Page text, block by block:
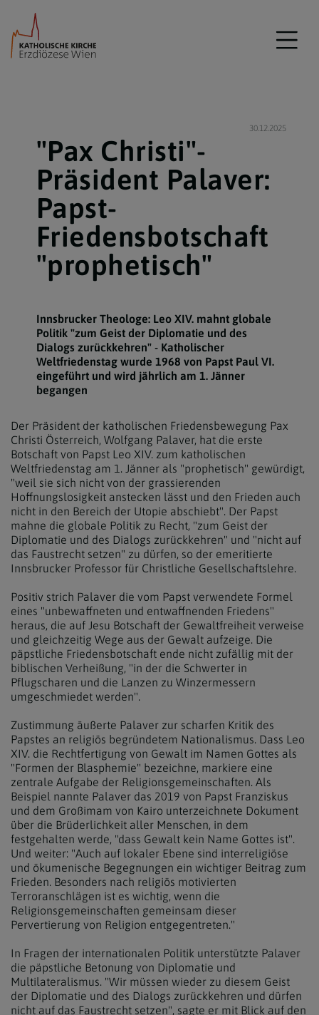
30.12.2025
"Pax Christi"-
Präsident Palaver:
Papst-
Friedensbotschaft
"prophetisch"
Innsbrucker Theologe: Leo XIV. mahnt globale
Politik "zum Geist der Diplomatie und des
Dialogs zurückkehren" - Katholischer
Weltfriedenstag wurde 1968 von Papst Paul VI.
eingeführt und wird jährlich am 1. Jänner
begangen
Der Präsident der katholischen Friedensbewegung Pax
Christi Österreich, Wolfgang Palaver, hat die erste
Botschaft von Papst Leo XIV. zum katholischen
Weltfriedenstag am 1. Jänner als "prophetisch" gewürdigt,
"weil sie sich nicht von der grassierenden
Hoffnungslosigkeit anstecken lässt und den Frieden auch
nicht in den Bereich der Utopie abschiebt". Der Papst
mahne die globale Politik zu Recht, "zum Geist der
Diplomatie und des Dialogs zurückkehren" und "nicht auf
das Faustrecht setzen" zu dürfen, so der emeritierte
Innsbrucker Professor für Christliche Gesellschaftslehre.
Positiv strich Palaver die vom Papst verwendete Formel
eines "unbewaffneten und entwaffnenden Friedens"
heraus, die auf Jesu Botschaft der Gewaltfreiheit verweise
und gleichzeitig Wege aus der Gewalt aufzeige. Die
päpstliche Friedensbotschaft ende nicht zufällig mit der
biblischen Verheißung, "in der die Schwerter in
Pflugscharen und die Lanzen zu Winzermessern
umgeschmiedet werden".
Zustimmung äußerte Palaver zur scharfen Kritik des
Papstes an religiös begründetem Nationalismus. Dass Leo
XIV. die Rechtfertigung von Gewalt im Namen Gottes als
"Formen der Blasphemie" bezeichne, markiere eine
zentrale Aufgabe der Religionsgemeinschaften. Als
Beispiel nannte Palaver das 2019 von Papst Franziskus
und dem Großimam von Kairo unterzeichnete Dokument
über die Brüderlichkeit aller Menschen, in dem
festgehalten werde, "dass Gewalt kein Name Gottes ist".
Und weiter: "Auch auf lokaler Ebene sind interreligiöse
und ökumenische Begegnungen ein wichtiger Beitrag zum
Frieden. Besonders nach religiös motivierten
Terroranschlägen ist es wichtig, wenn die
Religionsgemeinschaften gemeinsam dieser
Pervertierung von Religion entgegentreten."
In Fragen der internationalen Politik unterstützte Palaver
die päpstliche Betonung von Diplomatie und
Multilateralismus. "Wir müssen wieder zu diesem Geist
der Diplomatie und des Dialogs zurückkehren und dürfen
nicht auf das Faustrecht setzen", sagte er mit Blick auf den